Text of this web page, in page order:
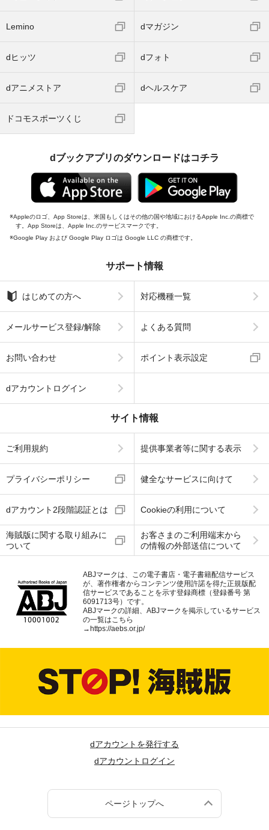
Lemino dマガジン
dヒッツ dフォト
dアニメストア dヘルスケア
ドコモスポーツくじ
dブックアプリのダウンロードはコチラ
Appleのロゴ、App Storeは、米国もしくはその他の国や地域におけるApple Inc.の商標で
す。App Storeは、Apple Inc.のサービスマークです。
Google Play および Google Play ロゴは Google LLC の商標です。
サポート情報
はじめての方へ 対応機種一覧
メールサービス登録/解除 よくある質問
お問い合わせ ポイント表示設定
dアカウントログイン
サイト情報
ご利用規約 提供事業者等に関する表示
プライバシーポリシー 健全なサービスに向けて
dアカウント2段階認証とは Cookieの利用について
海賊版に関する取り組みに
ついて
お客さまのご利用端末から
の情報の外部送信について
ABJマークは、この電子書店・電子書籍配信サービス
が、著作権者からコンテンツ使用許諾を得た正規版配
信サービスであることを示す登録商標（登録番号 第
6091713号）です。
ABJマークの詳細、ABJマークを掲示しているサービス
の一覧はこちら
→https://aebs.or.jp/
dアカウントを発行する
dアカウントログイン
ページトップへ